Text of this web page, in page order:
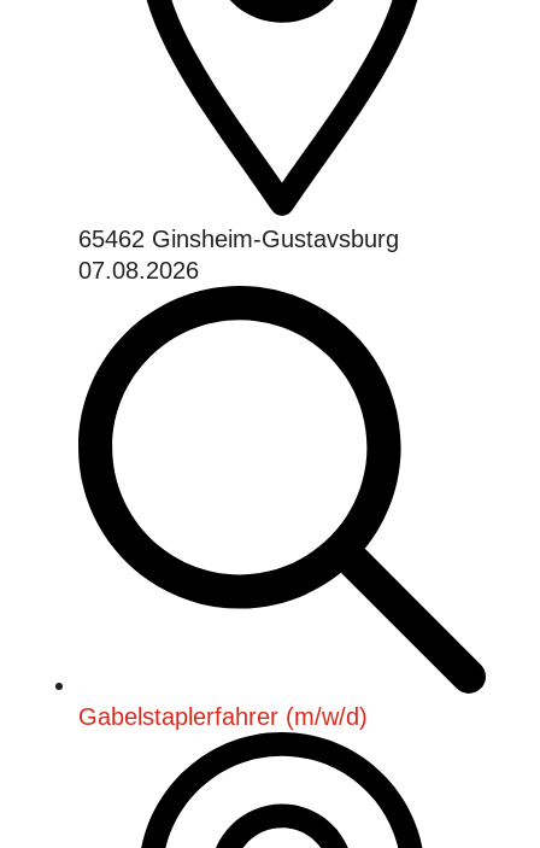
65462 Ginsheim-Gustavsburg
07.08.2026
Gabelstaplerfahrer (m/w/d)